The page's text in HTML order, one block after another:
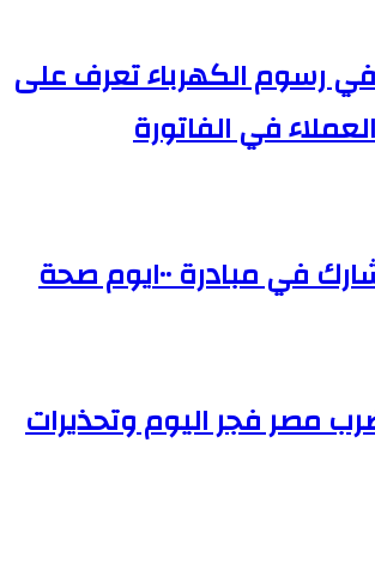
في رسوم الكهرباء تعرف على
في الفاتورة
مبادرة ١٠٠يوم صحة
مصر فجر اليوم وتحذيرات